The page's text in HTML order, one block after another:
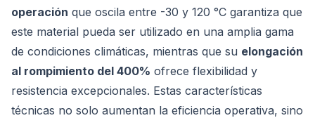
operación que oscila entre -30 y 120 °C garantiza que
este material pueda ser utilizado en una amplia gama
de condiciones climáticas, mientras que su elongación
al rompimiento del 400% ofrece flexibilidad y
resistencia excepcionales. Estas características
técnicas no solo aumentan la eficiencia operativa, sino